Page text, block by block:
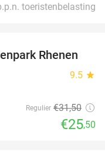
toeristenbelasting
19%
Rhenen
9.5 star
Regulier €31,50
€25,50